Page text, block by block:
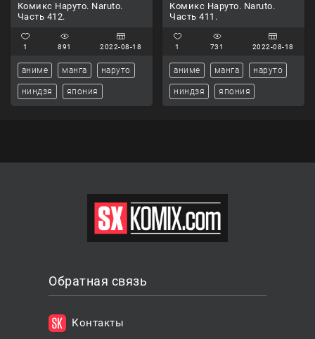
Комикс Наруто. Naruto.
Часть 412.
1 891 2022-08-18
аниме манга наруто
ниндзя япония
Комикс Наруто. Naruto.
Часть 411.
1 731 2022-08-18
аниме манга наруто
ниндзя япония
Обратная связь
Контакты